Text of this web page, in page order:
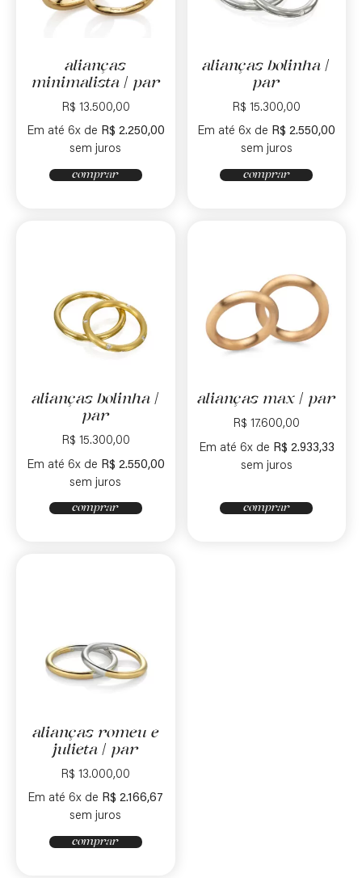
alianças
minimalista | par
R$ 13.500,00
Em até 6x de R$ 2.250,00
sem juros
comprar
alianças bolinha |
par
R$ 15.300,00
Em até 6x de R$ 2.550,00
sem juros
comprar
alianças bolinha |
par
R$ 15.300,00
Em até 6x de R$ 2.550,00
sem juros
comprar
alianças max | par
R$ 17.600,00
Em até 6x de R$ 2.933,33
sem juros
comprar
alianças romeu e
julieta | par
R$ 13.000,00
Em até 6x de R$ 2.166,67
sem juros
comprar